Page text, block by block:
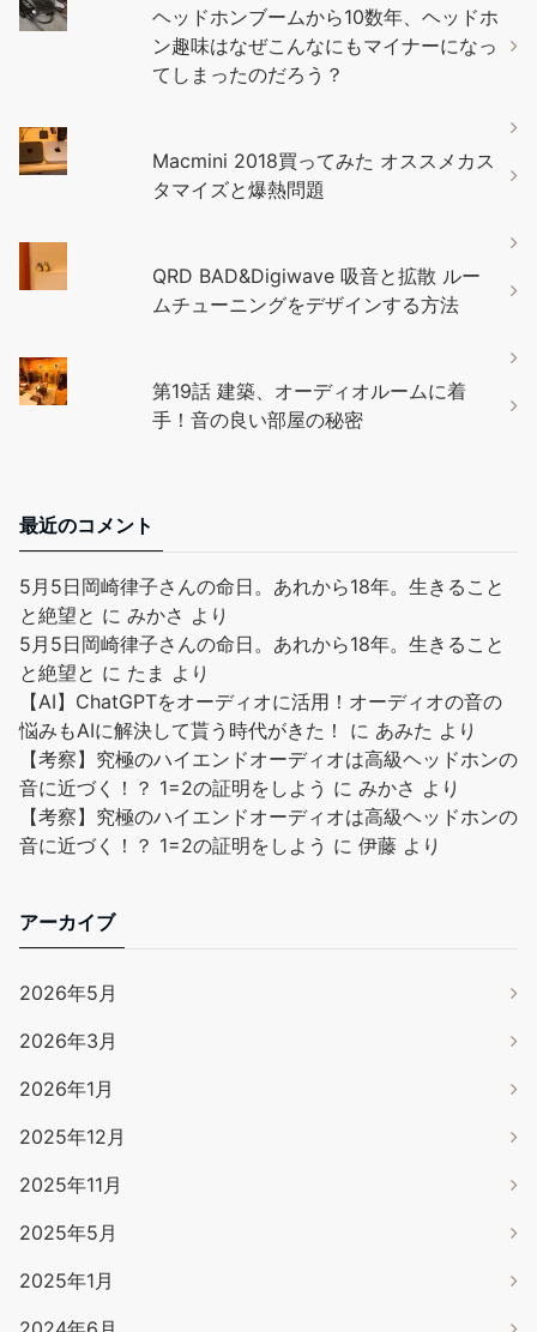
ヘッドホンブームから10数年、ヘッドホ
ン趣味はなぜこんなにもマイナーになっ
てしまったのだろう？
Macmini 2018買ってみた オススメカス
タマイズと爆熱問題
QRD BAD&Digiwave 吸音と拡散 ルー
ムチューニングをデザインする方法
第19話 建築、オーディオルームに着
手！音の良い部屋の秘密
最近のコメント
5月5日岡崎律子さんの命日。あれから18年。生きること
と絶望と に みかさ より
5月5日岡崎律子さんの命日。あれから18年。生きること
と絶望と に たま より
【AI】ChatGPTをオーディオに活用！オーディオの音の
悩みもAIに解決して貰う時代がきた！
に あみた より
【考察】究極のハイエンドオーディオは高級ヘッドホンの
音に近づく！？ 1=2の証明をしよう に みかさ より
【考察】究極のハイエンドオーディオは高級ヘッドホンの
音に近づく！？ 1=2の証明をしよう に 伊藤 より
アーカイブ
2026年5月
2026年3月
2026年1月
2025年12月
2025年11月
2025年5月
2025年1月